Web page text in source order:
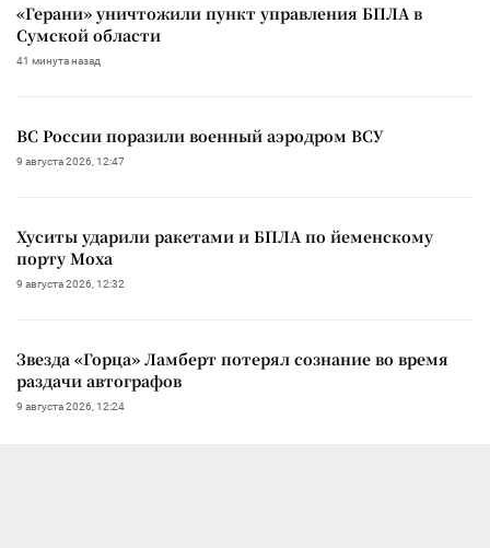
«Герани» уничтожили пункт управления БПЛА в
Сумской области
41 минута назад
ВС России поразили военный аэродром ВСУ
9 августа 2026, 12:47
Хуситы ударили ракетами и БПЛА по йеменскому
порту Моха
9 августа 2026, 12:32
Звезда «Горца» Ламберт потерял сознание во время
раздачи автографов
9 августа 2026, 12:24